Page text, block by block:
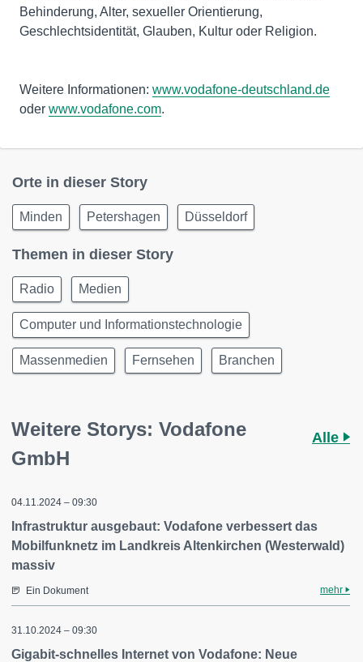
Behinderung, Alter, sexueller Orientierung,
Geschlechtsidentität, Glauben, Kultur oder Religion.
Weitere Informationen: www.vodafone-deutschland.de
oder www.vodafone.com.
Orte in dieser Story
Minden Petershagen Düsseldorf
Themen in dieser Story
Radio Medien
Computer und Informationstechnologie
Massenmedien Fernsehen Branchen
Weitere Storys: Vodafone
GmbH
Alle
04.11.2024 – 09:30
Infrastruktur ausgebaut: Vodafone verbessert das
Mobilfunknetz im Landkreis Altenkirchen (Westerwald)
massiv
Ein Dokument mehr
31.10.2024 – 09:30
Gigabit-schnelles Internet von Vodafone: Neue